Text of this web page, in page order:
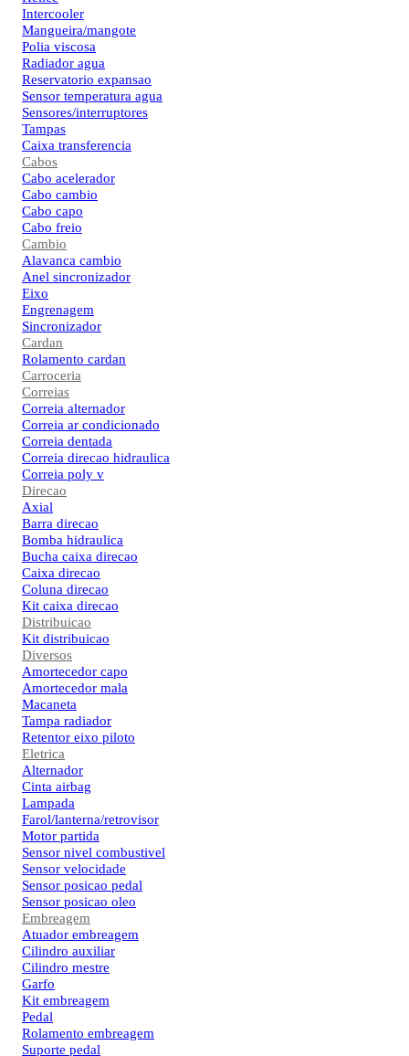
Intercooler
Mangueira/mangote
Polia viscosa
Radiador agua
Reservatorio expansao
Sensor temperatura agua
Sensores/interruptores
Tampas
Caixa transferencia
Cabos
Cabo acelerador
Cabo cambio
Cabo capo
Cabo freio
Cambio
Alavanca cambio
Anel sincronizador
Eixo
Engrenagem
Sincronizador
Cardan
Rolamento cardan
Carroceria
Correias
Correia alternador
Correia ar condicionado
Correia dentada
Correia direcao hidraulica
Correia poly v
Direcao
Axial
Barra direcao
Bomba hidraulica
Bucha caixa direcao
Caixa direcao
Coluna direcao
Kit caixa direcao
Distribuicao
Kit distribuicao
Diversos
Amortecedor capo
Amortecedor mala
Macaneta
Tampa radiador
Retentor eixo piloto
Eletrica
Alternador
Cinta airbag
Lampada
Farol/lanterna/retrovisor
Motor partida
Sensor nivel combustivel
Sensor velocidade
Sensor posicao pedal
Sensor posicao oleo
Embreagem
Atuador embreagem
Cilindro auxiliar
Cilindro mestre
Garfo
Kit embreagem
Pedal
Rolamento embreagem
Suporte pedal